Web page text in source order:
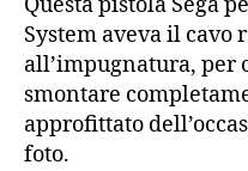
Questa pistola Sega
System aveva il cavo
all’impugnatura, per
smontare
approfittato
foto.